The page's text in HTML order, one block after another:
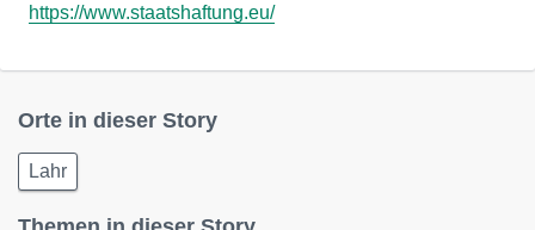
https://www.staatshaftung.eu/
Orte in dieser Story
Lahr